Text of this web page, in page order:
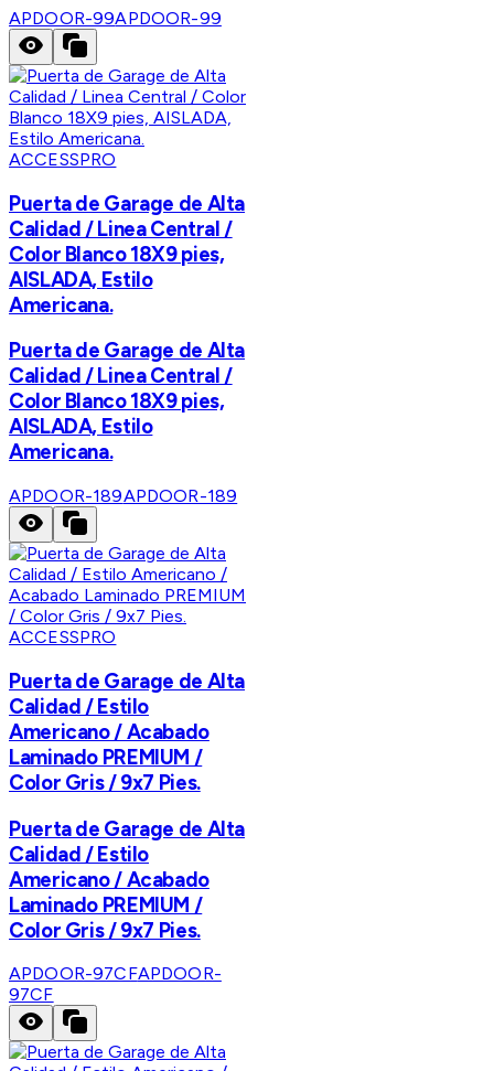
APDOOR-99APDOOR-99
ACCESSPRO
Puerta de Garage de Alta
Calidad / Linea Central /
Color Blanco 18X9 pies,
AISLADA, Estilo
Americana.
Puerta de Garage de Alta
Calidad / Linea Central /
Color Blanco 18X9 pies,
AISLADA, Estilo
Americana.
APDOOR-189APDOOR-189
ACCESSPRO
Puerta de Garage de Alta
Calidad / Estilo
Americano / Acabado
Laminado PREMIUM /
Color Gris / 9x7 Pies.
Puerta de Garage de Alta
Calidad / Estilo
Americano / Acabado
Laminado PREMIUM /
Color Gris / 9x7 Pies.
APDOOR-97CFAPDOOR-
97CF